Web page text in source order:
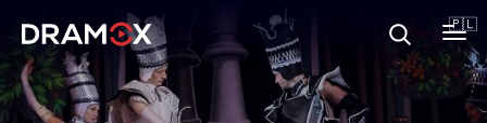
🇵🇱
Karty podarunkowe